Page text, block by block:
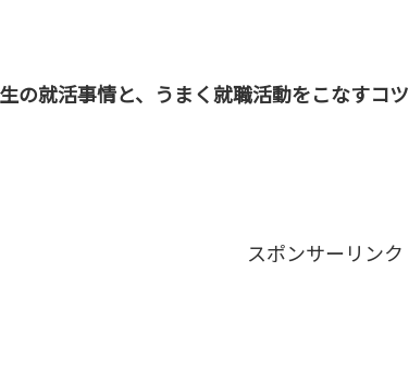
の就活事情と、うまく就職活動をこなすコツ
スポンサーリンク